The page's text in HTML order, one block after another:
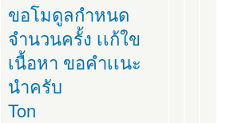
ขอโมดูลกำหนด
จำนวนครั้ง เเก้ใข
เนื้อหา ขอคำเเนะ
นำครับ
Ton